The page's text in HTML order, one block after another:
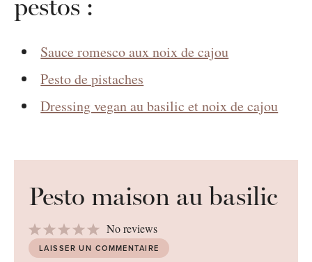
pestos :
Sauce romesco aux noix de cajou
Pesto de pistaches
Dressing vegan au basilic et noix de cajou
Pesto maison au basilic
Stars
4
Stars
3
Stars
2
Stars
1
Star
No reviews
LAISSER UN COMMENTAIRE